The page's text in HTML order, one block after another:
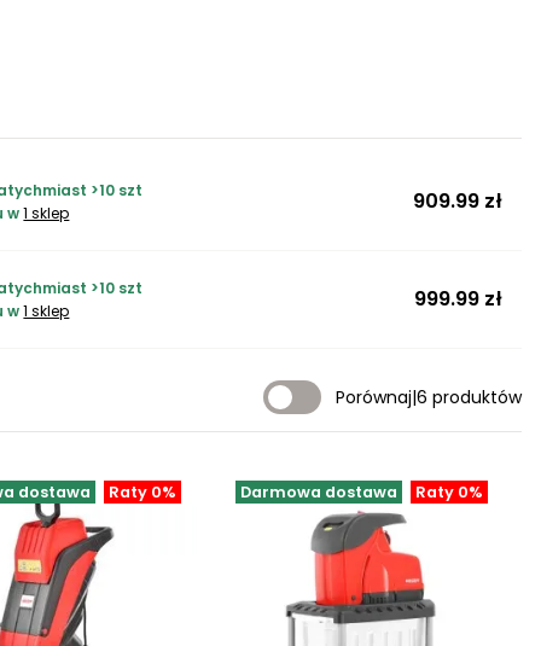
>10 szt
w1 sklep 909.99 zł
>10 szt
w1 sklep 999.99 zł
Porównaj|6 produktów
dostawa Raty 0% Darmowa dostawa Raty 0%